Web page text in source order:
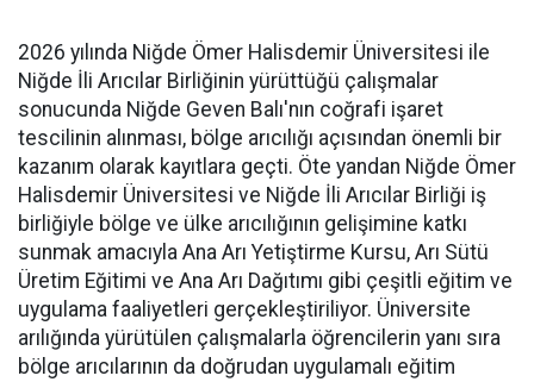
2026 yılında Niğde Ömer Halisdemir Üniversitesi ile
Niğde İli Arıcılar Birliğinin yürüttüğü çalışmalar
sonucunda Niğde Geven Balı'nın coğrafi işaret
tescilinin alınması, bölge arıcılığı açısından önemli bir
kazanım olarak kayıtlara geçti. Öte yandan Niğde Ömer
Halisdemir Üniversitesi ve Niğde İli Arıcılar Birliği iş
birliğiyle bölge ve ülke arıcılığının gelişimine katkı
sunmak amacıyla Ana Arı Yetiştirme Kursu, Arı Sütü
Üretim Eğitimi ve Ana Arı Dağıtımı gibi çeşitli eğitim ve
uygulama faaliyetleri gerçekleştiriliyor. Üniversite
arılığında yürütülen çalışmalarla öğrencilerin yanı sıra
bölge arıcılarının da doğrudan uygulamalı eğitim